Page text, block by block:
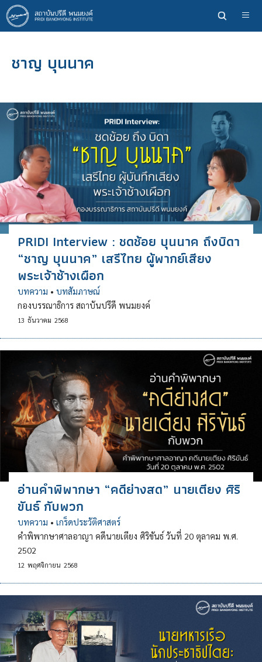
ข้าม
ไป
ยัง
หลักชาญ บุนนาค
PRIDI Interview : ชดช้อย บุนนาค ถึงบิดา
“ชาญ บุนนาค” เสรีไทย ผู้พากย์เสียง
พระเจ้าช้างเผือก
บทความ • บทสัมภาษณ์
กองบรรณาธิการ สถาบันปรีดี พนมยงค์
13 ธันวาคม 2568
อ่านคำพิพากษา “คดีย่างสด” นายเตียง ศิริ
ขันธ์ กับพวก
บทความ • เกร็ดประวัติศาสตร์
คำพิพากษาศาลอาญา คดีนายเตียง ศิริขันธ์ วันที่ 20 ตุลาคม พ.ศ.
2502
12 พฤศจิกายน 2568